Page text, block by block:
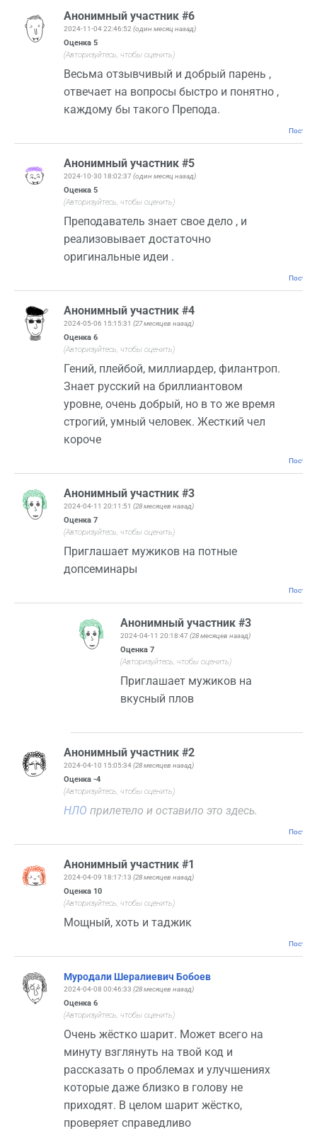
Анонимный участник #6
2024-11-04 22:46:52 (один месяц назад)
Оценка 5
(Авторизуйтесь, чтобы оценить)
Весьма отзывчивый и добрый парень ,
отвечает на вопросы быстро и понятно ,
каждому бы такого Препода.
Анонимный участник #5
2024-10-30 18:02:37 (один месяц назад)
Оценка 5
(Авторизуйтесь, чтобы оценить)
Преподаватель знает свое дело , и
реализовывает достаточно
оригинальные идеи .
Анонимный участник #4
2024-05-06 15:15:31 (27 месяцев назад)
Оценка 6
(Авторизуйтесь, чтобы оценить)
Гений, плейбой, миллиардер, филантроп.
Знает русский на бриллиантовом
уровне, очень добрый, но в то же время
строгий, умный человек. Жесткий чел
короче
Анонимный участник #3
2024-04-11 20:11:51 (28 месяцев назад)
Оценка 7
(Авторизуйтесь, чтобы оценить)
Приглашает мужиков на потные
допсеминары
Анонимный участник #3
2024-04-11 20:18:47(28 месяцев назад)
Оценка7
(Авторизуйтесь, чтобы оценить)
Приглашает мужиков на
вкусный плов
Анонимный участник #2
2024-04-10 15:05:34(28 месяцев назад)
Оценка -4
(Авторизуйтесь, чтобы оценить)
НЛО прилетело и оставило это здесь.
Анонимный участник #1
2024-04-09 18:17:13 (28 месяцев назад)
Оценка 10
(Авторизуйтесь, чтобы оценить)
Мощный, хоть и таджик
Муродали Шералиевич Бобоев
2024-04-08 00:46:33 (28 месяцев назад)
Оценка 6
(Авторизуйтесь, чтобы оценить)
Очень жёстко шарит. Может всего на
минуту взглянуть на твой код и
рассказать о проблемах и улучшениях
которые даже близко в голову не
приходят. В целом шарит жёстко,
проверяет справедливо